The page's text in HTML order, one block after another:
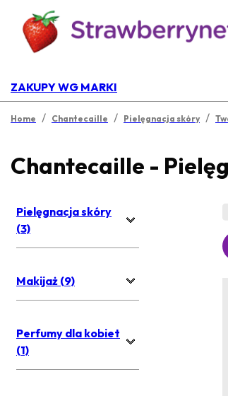
ZAKUPY WG MARKI
Home / Chantecaille / Pielęgnacja skóry /
Chantecaille -
Pielęgnacja skóry
(3)
Makijaż (9)
Perfumy dla kobiet
(1)